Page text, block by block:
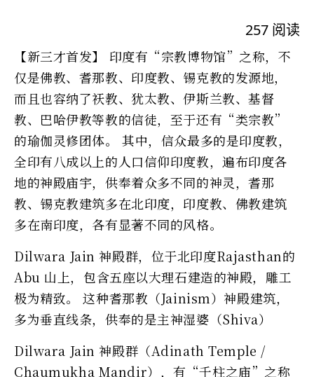
257 阅读
【新三才首发】 印度有“宗教博物馆”之称，不
仅是佛教、耆那教、印度教、锡克教的发源地，
而且也容纳了祆教、犹太教、伊斯兰教、基督
教、巴哈伊教等教的信徒，至于还有“类宗教”
的瑜伽灵修团体。 其中，信众最多的是印度教，
全印有八成以上的人口信仰印度教，遍布印度各
地的神殿庙宇，供奉着众多不同的神灵，耆那
教、锡克教建筑多在北印度，印度教、佛教建筑
多在南印度，各有显著不同的风格。
Dilwara Jain 神殿群，位于北印度Rajasthan的
Abu 山上，包含五座以大理石建造的神殿，雕工
极为精致。 这种耆那教（Jainism）神殿建筑，
多为垂直线条，供奉的是主神湿婆（Shiva）
Dilwara Jain 神殿群（Adinath Temple /
Chaumukha Mandir），有“千柱之庙”之称